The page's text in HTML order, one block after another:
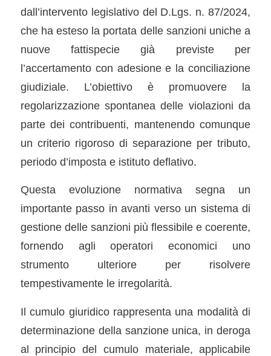
dall’intervento legislativo del D.Lgs. n. 87/2024,
che ha esteso la portata delle sanzioni uniche a
nuove fattispecie già previste per
l’accertamento con adesione e la conciliazione
giudiziale. L’obiettivo è promuovere la
regolarizzazione spontanea delle violazioni da
parte dei contribuenti, mantenendo comunque
un criterio rigoroso di separazione per tributo,
periodo d’imposta e istituto deflativo.
Questa evoluzione normativa segna un
importante passo in avanti verso un sistema di
gestione delle sanzioni più flessibile e coerente,
fornendo agli operatori economici uno
strumento ulteriore per risolvere
tempestivamente le irregolarità.
Il cumulo giuridico rappresenta una modalità di
determinazione della sanzione unica, in deroga
al principio del cumulo materiale, applicabile